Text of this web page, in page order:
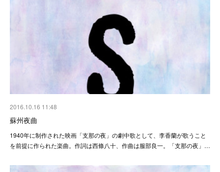
2016.10.16 11:48
蘇州夜曲
1940年に制作された映画「支那の夜」の劇中歌として、李香蘭が歌うこと
を前提に作られた楽曲。作詞は西條八十、作曲は服部良一。「支那の夜」…